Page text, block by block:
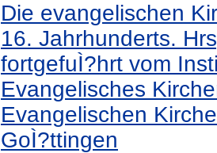
Die evangelischen
16. Jahrhunderts.
fortgefuÌ?hrt vom
Evangelisches
Evangelischen
GoÌ?ttingen